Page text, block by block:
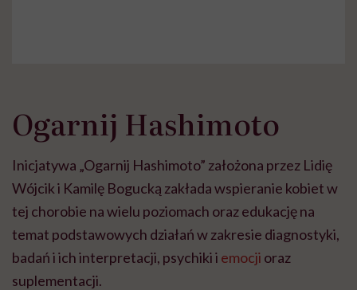
Ogarnij Hashimoto
Inicjatywa „Ogarnij Hashimoto” założona przez Lidię
Wójcik i Kamilę Bogucką zakładawspieranie kobiet w
tej chorobie na wielu poziomach oraz edukację na
temat podstawowych działań w zakresie diagnostyki,
badań i ich interpretacji, psychiki i emocji oraz
suplementacji.